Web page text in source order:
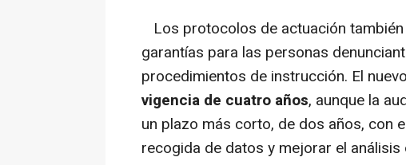
Los protocolos de actuación
garantías para las personas
procedimientos de instrucción. El
vigencia de cuatro años, aunque la
un plazo más corto, de dos años, con
recogida de datos y mejorar el